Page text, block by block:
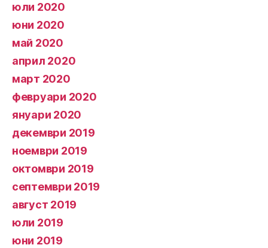
юли 2020
юни 2020
май 2020
април 2020
март 2020
февруари 2020
януари 2020
декември 2019
ноември 2019
октомври 2019
септември 2019
август 2019
юли 2019
юни 2019